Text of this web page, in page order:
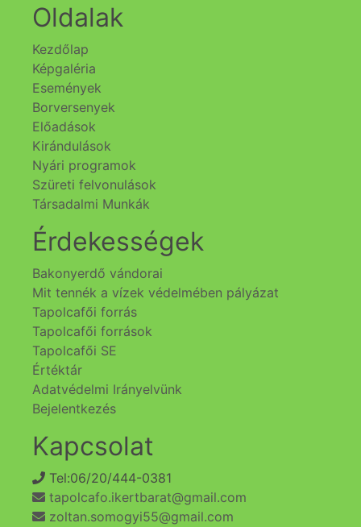
Oldalak
Kezdőlap
Képgaléria
Események
Borversenyek
Előadások
Kirándulások
Nyári programok
Szüreti felvonulások
Társadalmi Munkák
Érdekességek
Bakonyerdő vándorai
Mit tennék a vízek védelmében pályázat
Tapolcafői forrás
Tapolcafői források
Tapolcafői SE
Értéktár
Adatvédelmi Irányelvünk
Bejelentkezés
Kapcsolat
Tel:06/20/444-0381
tapolcafo.ikertbarat@gmail.com
zoltan.somogyi55@gmail.com